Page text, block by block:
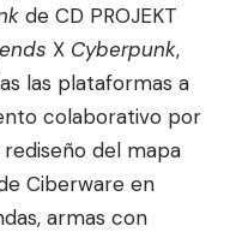
de CD PROJEKT
X Cyberpunk,
las plataformas a
colaborativo por
del mapa
Ciberware en
armas con